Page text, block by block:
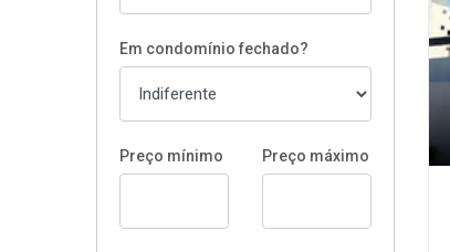
Em condomínio fechado?
Preço mínimo Preço máximo